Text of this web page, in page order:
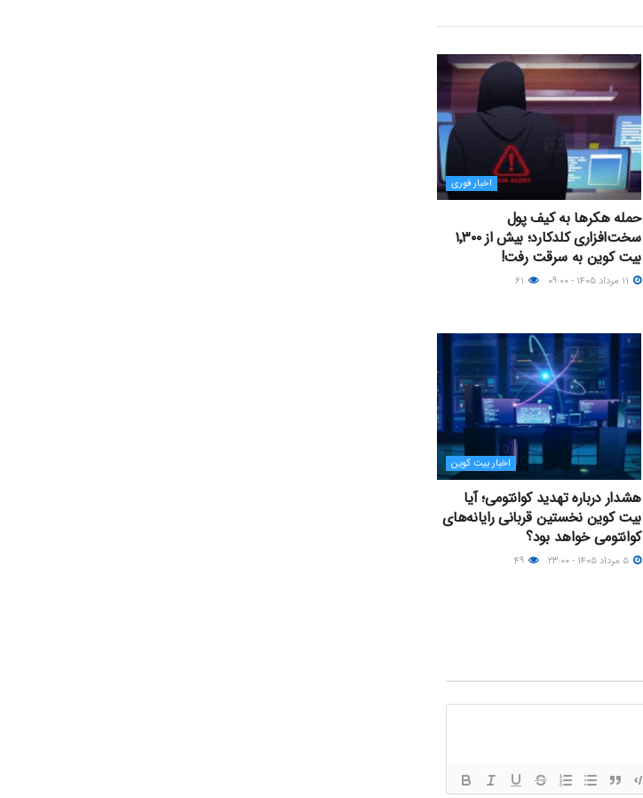
اخبار فوری
حمله هکرها به کیف پول
سخت‌افزاری کلدکارد؛ بیش از ۱٬۳۰۰
بیت کوین به سرقت رفت!
اخبار بیت کوین
هشدار درباره تهدید کوانتومی؛ آیا
بیت کوین نخستین قربانی رایانه‌های
کوانتومی خواهد بود؟